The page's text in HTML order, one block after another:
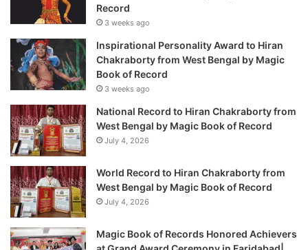
Record
3 weeks ago
Inspirational Personality Award to Hiran
Chakraborty from West Bengal by Magic
Book of Record
3 weeks ago
National Record to Hiran Chakraborty from
West Bengal by Magic Book of Record
July 4, 2026
World Record to Hiran Chakraborty from
West Bengal by Magic Book of Record
July 4, 2026
Magic Book of Records Honored Achievers